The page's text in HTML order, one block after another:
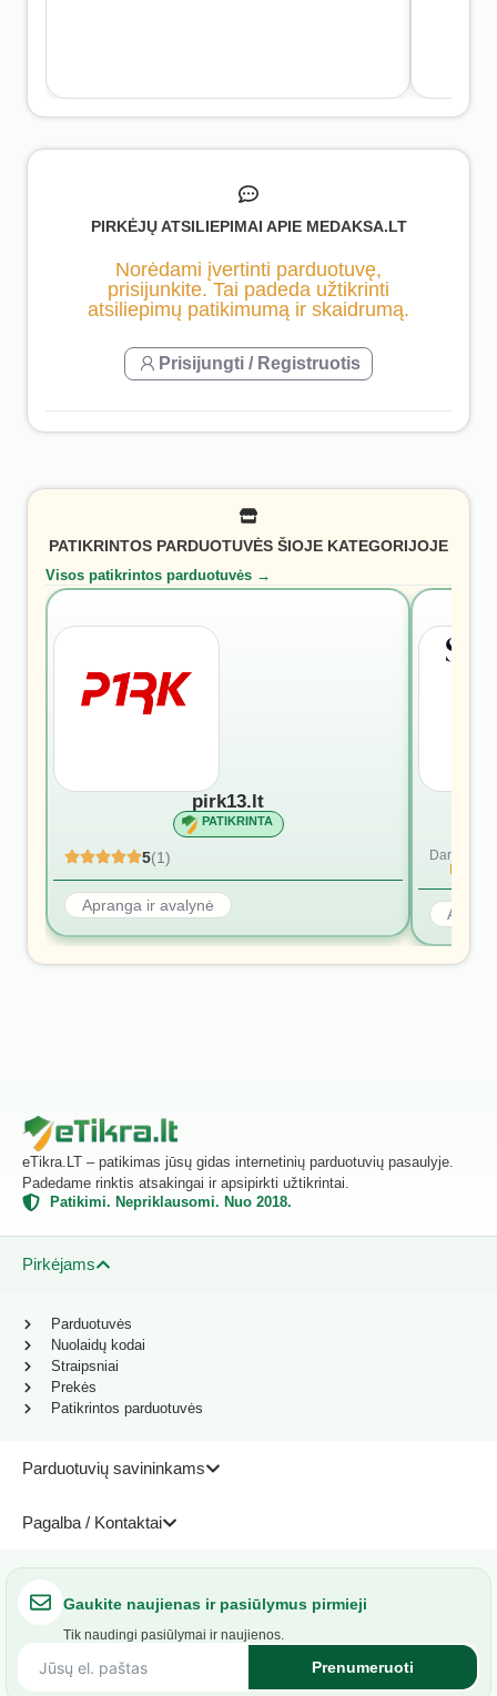
PIRKĖJŲ ATSILIEPIMAI APIE MEDAKSA.LT
Norėdami įvertinti parduotuvę,
prisijunkite. Tai padeda užtikrinti
atsiliepimų patikimumą ir skaidrumą.
Prisijungti / Registruotis
PATIKRINTOS PARDUOTUVĖS ŠIOJE KATEGORIJOJE
Visos patikrintos parduotuvės →
pirk13.lt
PATIKRINTA
5(1)
Apranga ir avalynė
Dar nėra
eTikra.LT – patikimas jūsų gidas internetinių parduotuvių pasaulyje.
Padedame rinktis atsakingai ir apsipirkti užtikrintai.
Patikimi. Nepriklausomi. Nuo 2018.
Pirkėjams
Parduotuvių savininkams
Pagalba / Kontaktai
Parduotuvės
Nuolaidų kodai
Straipsniai
Prekės
Patikrintos parduotuvės
Gaukite naujienas ir pasiūlymus pirmieji
Tik naudingi pasiūlymai ir naujienos.
Prenumeruoti